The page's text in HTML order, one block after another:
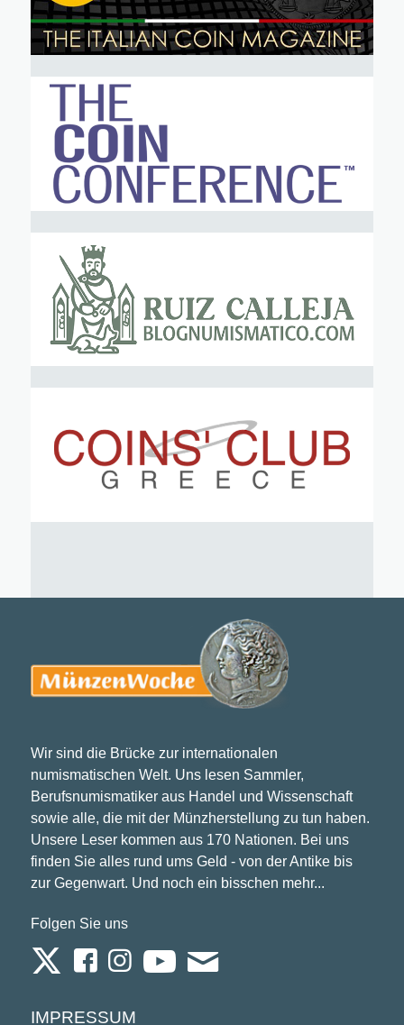
Wir sind die Brücke zur internationalen
numismatischen Welt. Uns lesen Sammler,
Berufsnumismatiker aus Handel und Wissenschaft
sowie alle, die mit der Münzherstellung zu tun haben.
Unsere Leser kommen aus 170 Nationen. Bei uns
finden Sie alles rund ums Geld - von der Antike bis
zur Gegenwart. Und noch ein bisschen mehr...
Folgen Sie uns
IMPRESSUM